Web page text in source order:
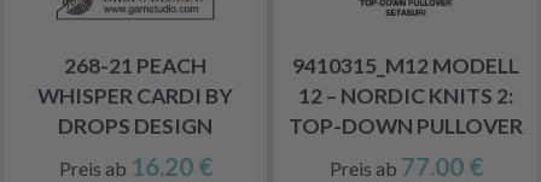
268-21 PEACH
WHISPER CARDI BY
DROPS DESIGN
Preis ab 16.20 €
9410315_M12 MODELL
12 – NORDIC KNITS 2:
TOP-DOWN PULLOVER
Preis ab 77.00 €